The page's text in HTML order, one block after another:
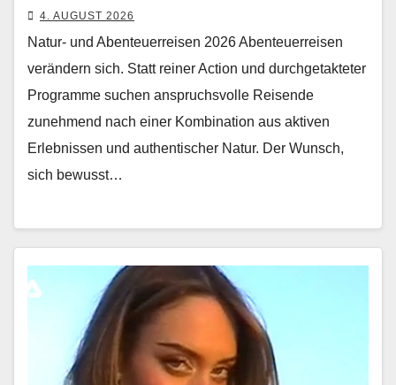
4. AUGUST 2026
Natur- und Abenteuerreisen 2026 Aben­teuer­reisen
verän­dern sich. Statt rein­er Action und durchge­tak­teter
Pro­gramme suchen anspruchsvolle Reisende
zunehmend nach ein­er Kom­bi­na­tion aus aktiv­en
Erleb­nis­sen und authen­tis­ch­er Natur. Der Wun­sch,
sich bewusst…